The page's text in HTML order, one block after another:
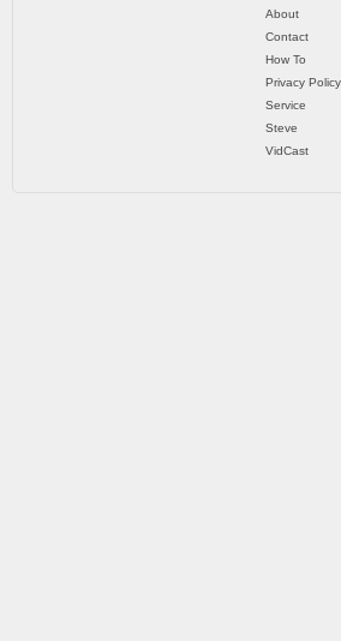
About
Contact
How To
Privacy Policy
Service
Steve
VidCast